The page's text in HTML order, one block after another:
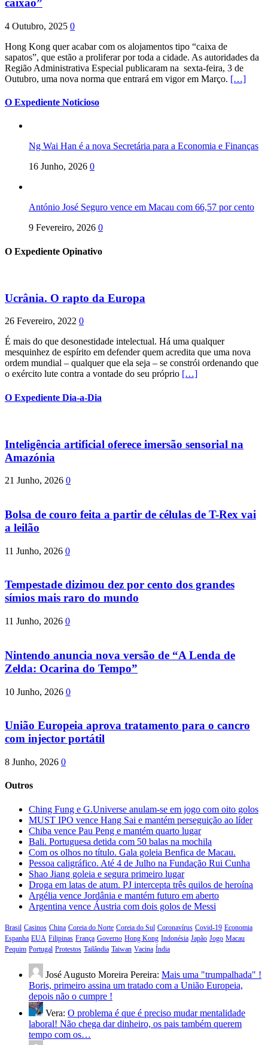
caixão”
4 Outubro, 2025 0
Hong Kong quer acabar com os alojamentos tipo “caixa de
sapatos”, que estão a proliferar por toda a cidade. As autoridades da
Região Administrativa Especial publicaram na sexta-feira, 3 de
Outubro, uma nova norma que entrará em vigor em Março. […]
O Expediente Noticioso
Ng Wai Han é a nova Secretária para a Economia e Finanças
16 Junho, 2026 0
António José Seguro vence em Macau com 66,57 por cento
9 Fevereiro, 2026 0
O Expediente Opinativo
Ucrânia. O rapto da Europa
26 Fevereiro, 2022 0
É mais do que desonestidade intelectual. Há uma qualquer
mesquinhez de espírito em defender quem acredita que uma nova
ordem mundial – qualquer que ela seja – se constrói ordenando que
o exército lute contra a vontade do seu próprio […]
O Expediente Dia-a-Dia
Inteligência artificial oferece imersão sensorial na
Amazónia
21 Junho, 2026 0
Bolsa de couro feita a partir de células de T-Rex vai
a leilão
11 Junho, 2026 0
Tempestade dizimou dez por cento dos grandes
símios mais raro do mundo
11 Junho, 2026 0
Nintendo anuncia nova versão de “A Lenda de
Zelda: Ocarina do Tempo”
10 Junho, 2026 0
União Europeia aprova tratamento para o cancro
com injector portátil
8 Junho, 2026 0
Outros
Ching Fung e G.Universe anulam-se em jogo com oito golos
MUST IPO vence Hang Sai e mantém perseguição ao líder
Chiba vence Pau Peng e mantém quarto lugar
Bali. Portuguesa detida com 50 balas na mochila
Com os olhos no título. Gala goleia Benfica de Macau.
Pessoa caligráfico. Até 4 de Julho na Fundação Rui Cunha
Shao Jiang goleia e segura primeiro lugar
Droga em latas de atum. PJ intercepta três quilos de heroína
Argélia vence Jordânia e mantém futuro em aberto
Argentina vence Áustria com dois golos de Messi
Brasil Casinos China Coreia do Norte Coreia do Sul Coronavírus Covid-19 Economia
Espanha EUA Filipinas França Governo Hong Kong Indonésia Japão Jogo Macau
Pequim Portugal Protestos Tailândia Taiwan Vacina Índia
José Augusto Moreira Pereira: Mais uma "trumpalhada" !
Boris, primeiro assina um tratado com a União Europeia,
depois não o cumpre !
Vera: O problema é que é preciso mudar mentalidade
laboral! Não chega dar dinheiro, os pais também querem
tempo com os…